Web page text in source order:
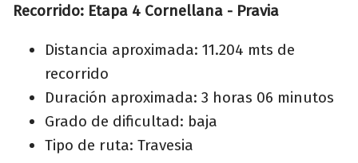
Recorrido: Etapa 4 Cornellana - Pravia
Distancia aproximada: 11.204 mts de
recorrido
Duración aproximada: 3 horas 06 minutos
Grado de dificultad: baja
Tipo de ruta: Travesia